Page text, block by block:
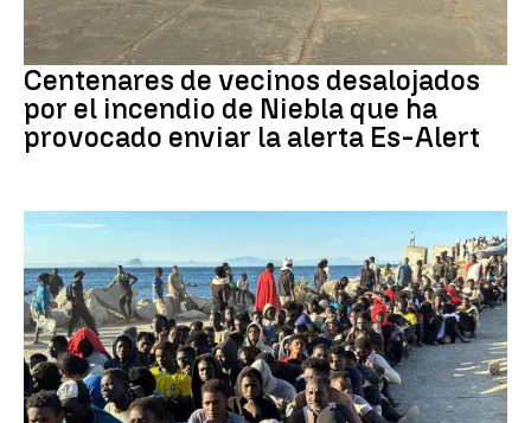
Incendio
Centenares de vecinos desalojados
por el incendio de Niebla que ha
provocado enviar la alerta Es-Alert